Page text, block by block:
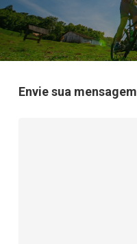
Envie sua mensagem